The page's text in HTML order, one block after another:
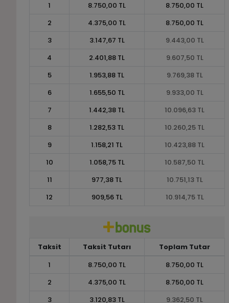
1
8.750,00 TL
8.750,00 TL
2
4.375,00 TL
8.750,00 TL
3
3.147,67 TL
9.443,00 TL
4
2.401,88 TL
9.607,50 TL
5
1.953,88 TL
9.769,38 TL
6
1.655,50 TL
9.933,00 TL
7
1.442,38 TL
10.096,63 TL
8
1.282,53 TL
10.260,25 TL
9
1.158,21 TL
10.423,88 TL
10
1.058,75 TL
10.587,50 TL
11
977,38 TL
10.751,13 TL
12
909,56 TL 10.914,75 TL
Taksit Taksit Tutarı
Toplam Tutar
1
8.750,00 TL
8.750,00 TL
2
4.375,00 TL
8.750,00 TL
3
3.120,83 TL
9.362,50 TL